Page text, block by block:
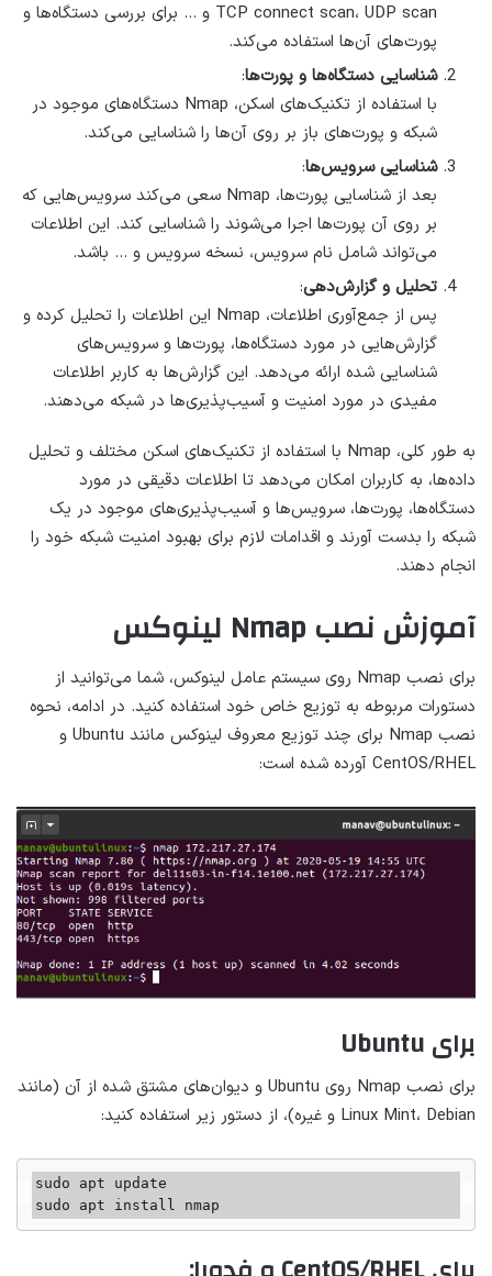
TCP connect scan، UDP scan و … برای بررسی دستگاه‌ها و
پورت‌های آن‌ها استفاده می‌کند.
شناسایی دستگاه‌ها و پورت‌ها:
با استفاده از تکنیک‌های اسکن، Nmap دستگاه‌های موجود در
شبکه و پورت‌های باز بر روی آن‌ها را شناسایی می‌کند.
شناسایی سرویس‌ها:
بعد از شناسایی پورت‌ها، Nmap سعی می‌کند سرویس‌هایی که
بر روی آن پورت‌ها اجرا می‌شوند را شناسایی کند. این اطلاعات
می‌تواند شامل نام سرویس، نسخه سرویس و … باشد.
تحلیل و گزارش‌دهی:
پس از جمع‌آوری اطلاعات، Nmap این اطلاعات را تحلیل کرده و
گزارش‌هایی در مورد دستگاه‌ها، پورت‌ها و سرویس‌های
شناسایی شده ارائه می‌دهد. این گزارش‌ها به کاربر اطلاعات
مفیدی در مورد امنیت و آسیب‌پذیری‌ها در شبکه می‌دهند.
به طور کلی، Nmap با استفاده از تکنیک‌های اسکن مختلف و تحلیل
داده‌ها، به کاربران امکان می‌دهد تا اطلاعات دقیقی در مورد
دستگاه‌ها، پورت‌ها، سرویس‌ها و آسیب‌پذیری‌های موجود در یک
شبکه را بدست آورند و اقدامات لازم برای بهبود امنیت شبکه خود را
انجام دهند.
آموزش نصب Nmap لینوکس
برای نصب Nmap روی سیستم عامل لینوکس، شما می‌توانید از
دستورات مربوطه به توزیع خاص خود استفاده کنید. در ادامه، نحوه
نصب Nmap برای چند توزیع معروف لینوکس مانند Ubuntu و
CentOS/RHEL آورده شده است:
برای Ubuntu
برای نصب Nmap روی Ubuntu و دیوان‌های مشتق شده از آن (مانند
Linux Mint، Debian و غیره)، از دستور زیر استفاده کنید:
sudo apt update
sudo apt install nmap